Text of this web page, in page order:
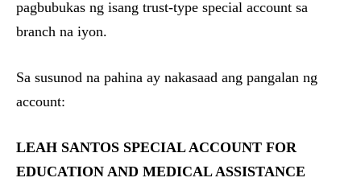
pagbubukas ng isang trust-type special account sa
branch na iyon.
Sa susunod na pahina ay nakasaad ang pangalan ng
account:
LEAH SANTOS SPECIAL ACCOUNT FOR
EDUCATION AND MEDICAL ASSISTANCE